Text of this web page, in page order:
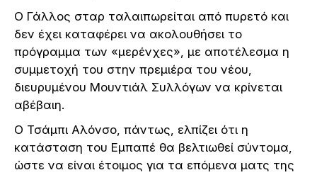
Ο Γάλλος σταρ ταλαιπωρείται από πυρετό και
δεν έχει καταφέρει να ακολουθήσει το
πρόγραμμα των «μερένχες», με αποτέλεσμα η
συμμετοχή του στην πρεμιέρα του νέου,
διευρυμένου Μουντιάλ Συλλόγων να κρίνεται
αβέβαιη.
Ο Τσάμπι Αλόνσο, πάντως, ελπίζει ότι η
κατάσταση του Εμπαπέ θα βελτιωθεί σύντομα,
ώστε να είναι έτοιμος για τα επόμενα ματς της